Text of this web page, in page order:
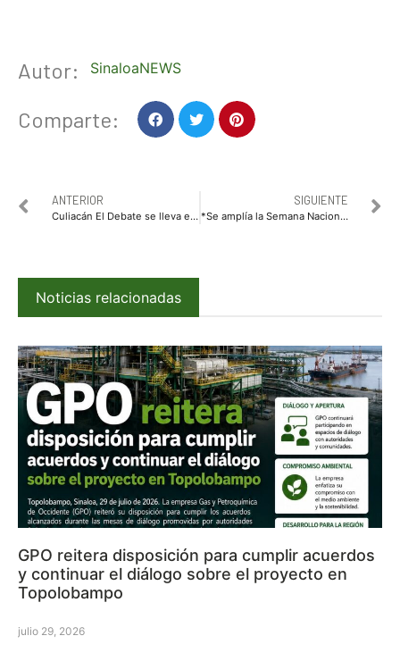
Autor: SinaloaNEWS
Comparte:
ANTERIOR
Culiacán El Debate se lleva el título
SIGUIENTE
*Se amplía la Semana Nacional de Vacunación durante todo el mes de mayo*
Noticias relacionadas
GPO reitera disposición para cumplir acuerdos
y continuar el diálogo sobre el proyecto en
Topolobampo
julio 29, 2026